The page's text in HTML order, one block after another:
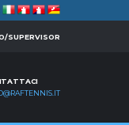
SUPERVISOR